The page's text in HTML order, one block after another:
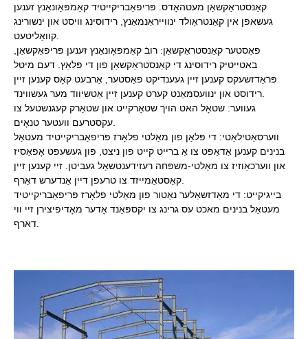
קאַנסטראַקשאַן מעטהאָדס. פּריפאַבריקייטיד קאַמפּאָונאַנץ זענען
געשאפן אין קאַנטראָולד ינווייראַנמאַנץ, רידוסינג וויסט און ינשורינג
פאַסטער קאַנסטראַקשאַן: רובֿ קאַמפּאָונאַנץ זענען פּריפאַקשאַן,
באטייטיק רידוסינג די קאַנסטראַקשאַן פון די פּלאַץ. דעם מיטל
פּראַדזשעקס קענען זיין געענדיקט פאַסטער, אַרבעט קאָס קענען זיין
געווער: שטאָל האט הויך שטאַרקייט און שטאַרק קעגנשטעל צו
ווערסאַטילאַטי: די פּלאַן פון מאַלטי פלאָרז פּריפאַבריקייטיד מעטאַל
בנינים קענען אַדאַפּט צו אַ ברייט קייט פון ניצט, פון געשעפט אָפאַסיז
און ווערכאַוזיז צו מאַלטי-משפּחה רעזידענטשאַל געביטן. זיי קענען זיין
בייגיקייט: די מאַדזשאַלער נאַטור פון מאַלטי פלאָרז פּריפאַבריקייטיד
מעטאַל בנינים מאכט עס גרינג צו יקספּאַנד אָדער מאָדיפיצירן זיי ווי